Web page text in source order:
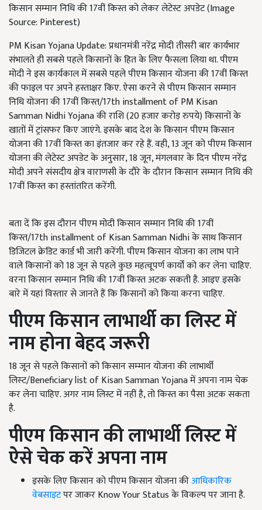
किसान सम्मान निधि की 17वीं किस्त को लेकर लेटेस्ट अपडेट (Image
Source: Pinterest)
PM Kisan Yojana Update: प्रधानमंत्री नरेंद्र मोदी तीसरी बार कार्यभार
संभालते ही सबसे पहले किसानों के हित के लिए फैसला लिया था. पीएम
मोदी ने इस कार्यकाल में सबसे पहले पीएम किसान योजना की 17वीं किस्त
की फाइल पर अपने हस्ताक्षर किए. ऐसा करने से पीएम किसान सम्मान
निधि योजना की 17वीं किस्त/17th installment of PM Kisan
Samman Nidhi Yojana की राशि (20 हजार करोड़ रुपये) किसानों के
खातों में ट्रांसफर किए जाएंगे. इसके बाद देश के किसान पीएम किसान
योजना की 17वीं किस्त का इंतजार कर रहे हैं. वही, 13 जून को पीएम किसान
योजना की लेटेस्ट अपडेट के अनुसार, 18 जून, मंगलवार के दिन पीएम नरेंद्र
मोदी अपने संसदीय क्षेत्र वाराणसी के दौरे के दौरान किसान सम्मान निधि की
17वीं किस्त का हस्तांतरित करेंगी.
बता दें कि इस दौरान पीएम मोदी किसान सम्मान निधि की 17वीं
किस्त/17th installment of Kisan Samman Nidhi के साथ किसान
डिजिटल क्रेडिट कार्ड भी जारी करेंगी. पीएम किसान योजना का लाभ पाने
वाले किसानों को 18 जून से पहले कुछ महत्वूपर्ण कार्यों को कर लेना चाहिए.
वरना किसान सम्मान निधि की 17वीं किस्त अटक सकती है. आइए इसके
बारे में यहां विस्तार से जानते हैं कि किसानों को किया करना चाहिए.
पीएम किसान लाभार्थी का लिस्ट में
नाम होना बेहद जरूरी
18 जून से पहले किसानों को किसान सम्‍मान योजना की लाभार्थी
लिस्‍ट/Beneficiary list of Kisan Samman Yojana में अपना नाम चेक
कर लेना चाहिए. अगर नाम लिस्ट में नहीं है, तो किस्त का पैसा अटक सकता
है.
पीएम किसान की लाभार्थी लिस्ट में
ऐसे चेक करें अपना नाम
इसके लिए किसान को पीएम किसान योजना कीआधिकारिक
वेबसाइटपर जाकर Know Your Status के विकल्प पर जाना है.